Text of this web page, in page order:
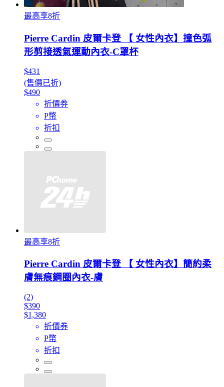
最高享8折
Pierre Cardin 皮爾卡登 【 女性內衣】撞色弧
形剪接透氣運動內衣-C罩杯
$431
(售價已折)
$490
折價券
P幣
折扣
最高享8折
Pierre Cardin 皮爾卡登 【 女性內衣】簡約柔
膚無痕鋼圈內衣-膚
(2)
$390
$1,380
折價券
P幣
折扣